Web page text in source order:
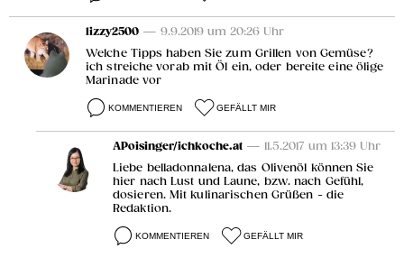
lizzy2500 — 9.9.2019 um 20:26 Uhr
Welche Tipps haben Sie zum Grillen von Gemüse?
ich streiche vorab mit Öl ein, oder bereite eine ölige
Marinade vor
KOMMENTIEREN GEFÄLLT MIR
APoisinger/ichkoche.at — 11.5.2017 um 13:39 Uhr
Liebe belladonnalena, das Olivenöl können Sie
hier nach Lust und Laune, bzw. nach Gefühl,
dosieren. Mit kulinarischen Grüßen - die
Redaktion.
KOMMENTIEREN GEFÄLLT MIR